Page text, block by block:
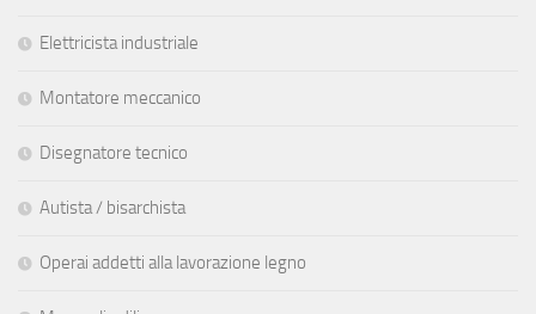
Elettricista industriale
Montatore meccanico
Disegnatore tecnico
Autista / bisarchista
Operai addetti alla lavorazione legno